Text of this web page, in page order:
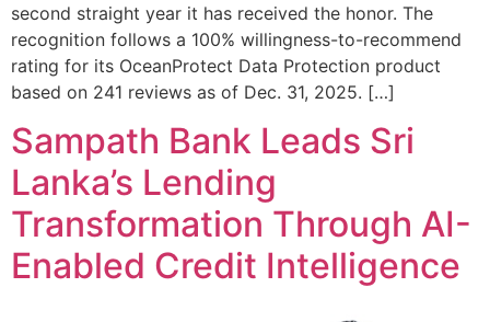
second straight year it has received the honor. The
recognition follows a 100% willingness-to-recommend
rating for its OceanProtect Data Protection product
based on 241 reviews as of Dec. 31, 2025. […]
Sampath Bank Leads Sri
Lanka’s Lending
Transformation Through AI-
Enabled Credit Intelligence